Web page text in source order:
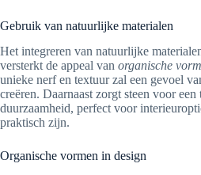
Gebruik van natuurlijke materialen
Het integreren van natuurlijke
versterkt de appeal van organische
unieke nerf en textuur zal een gevoel
creëren. Daarnaast zorgt steen voor
duurzaamheid, perfect voor
praktisch zijn.
Organische vormen in design